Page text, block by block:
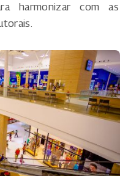
harmonizar com as